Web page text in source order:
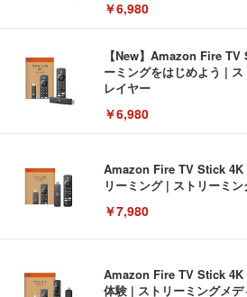
￥6,980
【New】Amazon Fire
ーミングをはじめよう |
レイヤー
￥6,980
Amazon Fire TV Stick 4K
リーミング | ストリーミ
￥7,980
Amazon Fire TV Stick 4K
体験 | ストリーミングメ